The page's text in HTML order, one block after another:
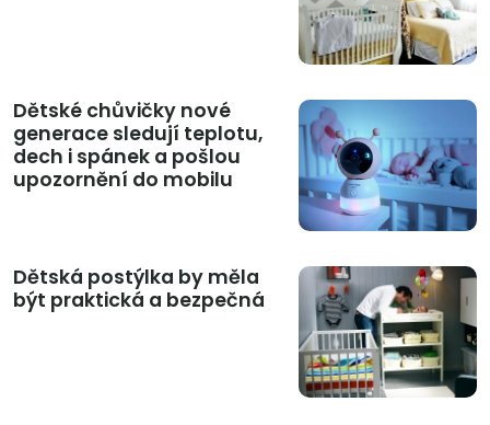
Dětské chůvičky nové
generace sledují teplotu,
dech i spánek a pošlou
upozornění do mobilu
Dětská postýlka by měla
být praktická a bezpečná